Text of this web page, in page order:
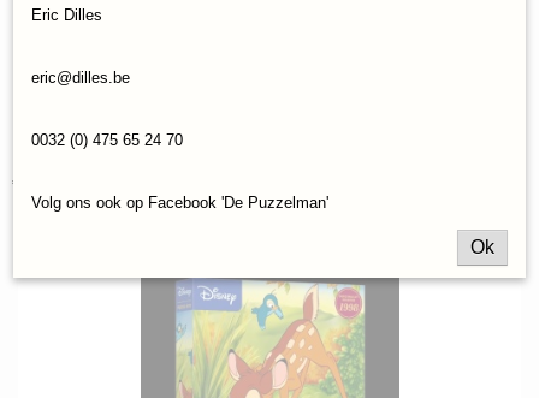
€ 13,95
Eric Dilles
eric@dilles.be
0032 (0) 475 65 24 70
Volg ons ook op Facebook 'De Puzzelman'
Ok